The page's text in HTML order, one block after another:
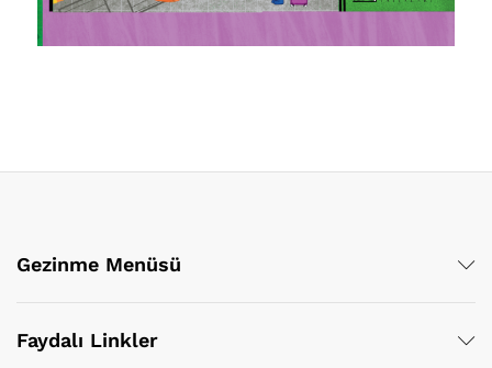
Gezinme Menüsü
Faydalı Linkler